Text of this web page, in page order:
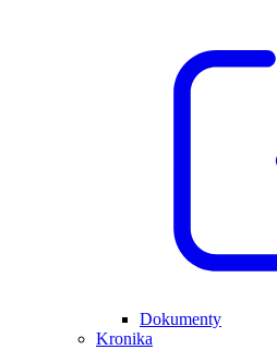
Dokumenty
Kronika